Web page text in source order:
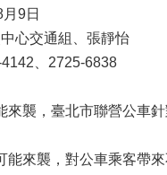
9日
心交通組、張靜怡
、2725-6838
來襲，臺北市聯營公車
能來襲，對公車乘客帶